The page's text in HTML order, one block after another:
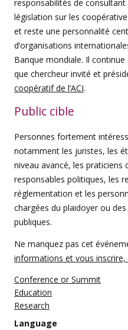
responsabilités de
législation sur les
et reste une personnalité
d’organisations
Banque mondiale. Il
que chercheur invité et
coopératif de l’ACI.
Public cible
Personnes fortement
notamment les juristes, les
niveau avancé, les praticiens
responsables politiques, les
réglementation et les
chargées du plaidoyer ou
publiques.
Ne manquez pas cet
informations et vous inscrire,
Conference or Summit
Education
Research
Language